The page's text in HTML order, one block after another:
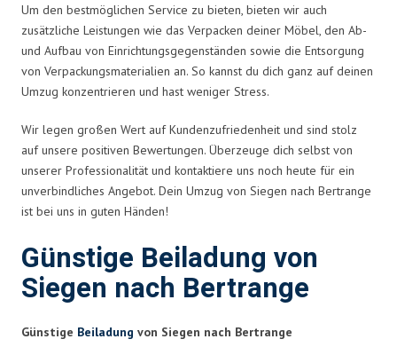
Um den bestmöglichen Service zu bieten, bieten wir auch
zusätzliche Leistungen wie das Verpacken deiner Möbel, den Ab-
und Aufbau von Einrichtungsgegenständen sowie die Entsorgung
von Verpackungsmaterialien an. So kannst du dich ganz auf deinen
Umzug konzentrieren und hast weniger Stress.
Wir legen großen Wert auf Kundenzufriedenheit und sind stolz
auf unsere positiven Bewertungen. Überzeuge dich selbst von
unserer Professionalität und kontaktiere uns noch heute für ein
unverbindliches Angebot. Dein Umzug von Siegen nach Bertrange
ist bei uns in guten Händen!
Günstige Beiladung von
Siegen nach Bertrange
Günstige Beiladung von Siegen nach Bertrange